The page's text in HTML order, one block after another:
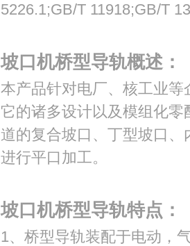
5226.1;GB/T 11918;GB/T
坡口机桥型导轨概述：
本产品针对电厂、核工业
它的诸多设计以及模组化
道的复合坡口、丁型坡口
进行平口加工。
坡口机桥型导轨特点：
1、桥型导轨装配于电动，